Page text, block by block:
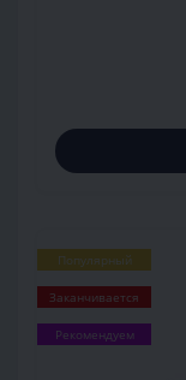
Популярный
Заканчивается
Рекомендуем